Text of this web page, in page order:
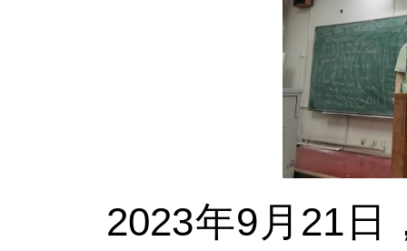
2023年9 月 21 日